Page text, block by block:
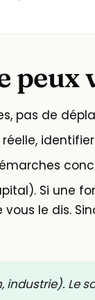
peux
pas de
Si une
le dis.
Le